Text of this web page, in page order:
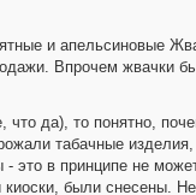
и апельсиновые
Впрочем жвачки
что да), то понятно,
табачные
это в принципе не
киоски, были снесены.